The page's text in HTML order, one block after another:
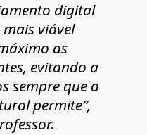
digital
viável
as
evitando a
sempre que a
permite”,